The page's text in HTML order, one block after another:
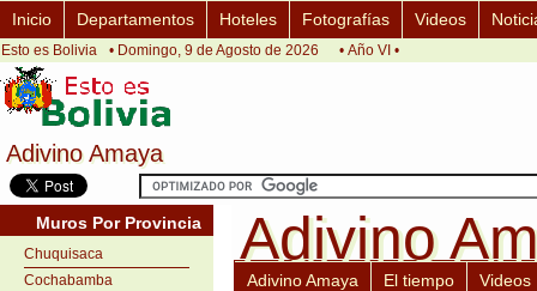
Adivino Amaya
Adivino Amaya
Inicio Departamentos Hoteles Fotografías Videos
Esto es Bolivia • Domingo, 9 de Agosto de 2026 • Año VI •
Muros Por Provincia
Chuquisaca
Cochabamba
Adivino
Adivino
Adivino Amaya El tiempo Videos